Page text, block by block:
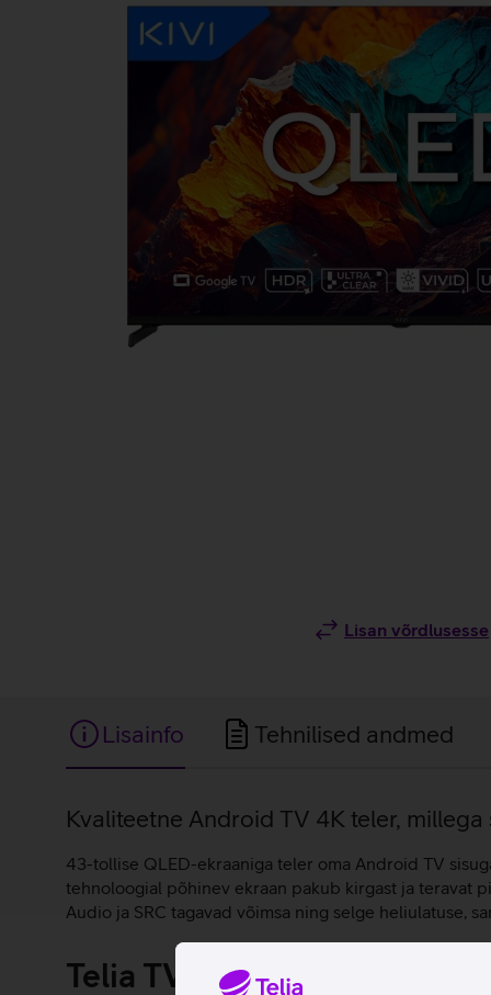
Lisan võrdlusesse
Lisainfo Tehnilised andmed
Lisainfo
Kvaliteetne Android TV 4K teler,
43-tollise QLED-ekraaniga teler oma Android TV
tehnoloogial põhinev ekraan pakub kirgast ja teravat
Audio ja SRC tagavad võimsa ning selge heliulatuse,
Telia TV digiboksita